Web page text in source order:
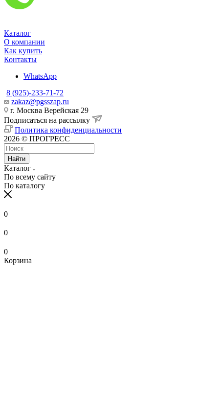
Каталог
О компании
Как купить
Контакты
WhatsApp
8 (925)-233-71-72
zakaz@pgsszap.ru
г. Москва Верейская 29
Подписаться на рассылку
Политика конфиденциальности
2026 © ПРОГРЕСС
Найти
Каталог
По всему сайту
По каталогу
0
0
0
Корзина